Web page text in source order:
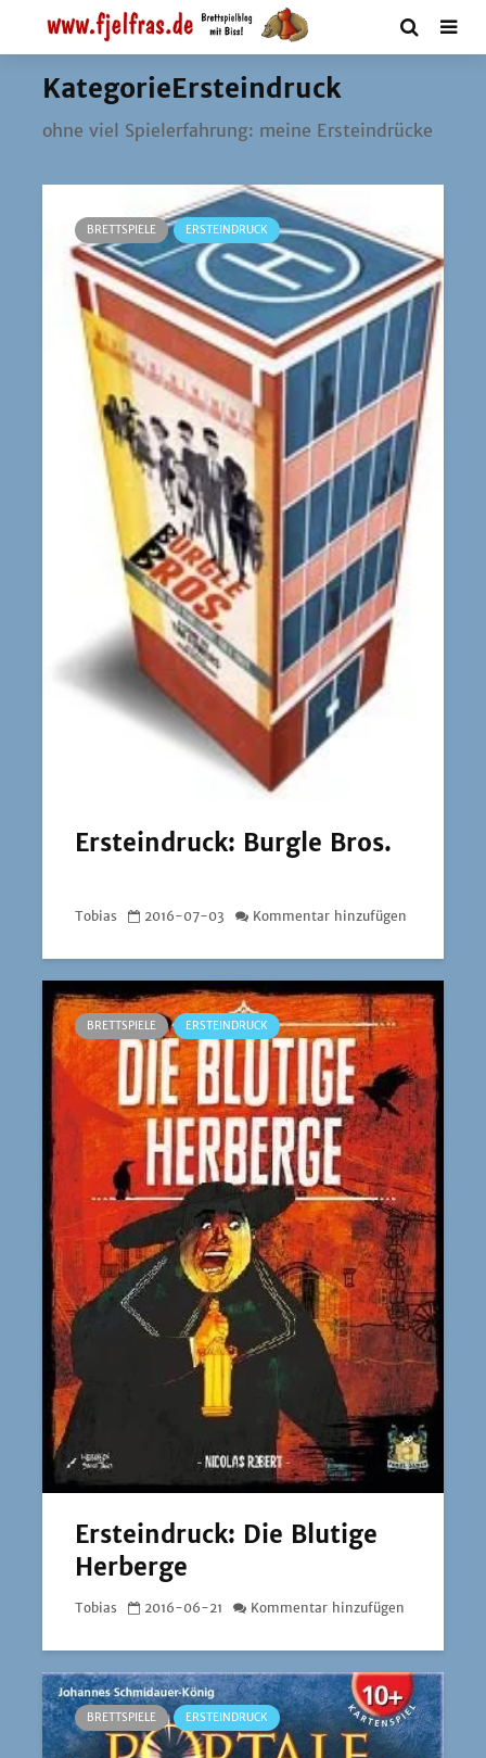
KategorieErsteindruck
ohne viel Spiel­erfah­rung: mei­ne Ersteindrücke
BRETTSPIELE ERSTEINDRUCK
Ersteindruck: Burgle Bros.
Tobias 2016-07-03 Kommentar hinzufügen
BRETTSPIELE ERSTEINDRUCK
Ersteindruck: Die Blutige
Herberge
Tobias 2016-06-21 Kommentar hinzufügen
BRETTSPIELE ERSTEINDRUCK